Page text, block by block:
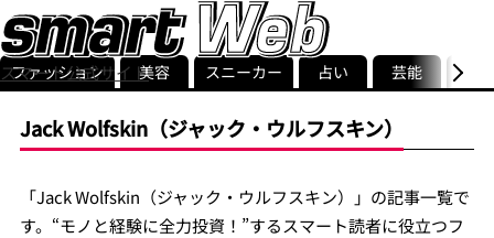
スマート公式サイト
smart最新号
記事一覧ランキング
ストリ
ファッション 美容 スニーカー 占い 芸能 グル
Jack Wolfskin（ジャック・ウルフスキン）
「Jack Wolfskin（ジャック・ウルフスキン）」の記事一覧で
す。“モノと経験に全力投資！”するスマート読者に役立つフ